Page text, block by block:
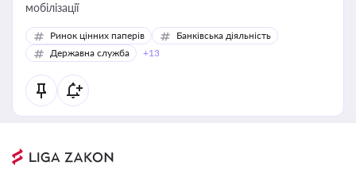
мобілізації
Ринок цінних паперів
Банківська діяльність
Державна служба
+13